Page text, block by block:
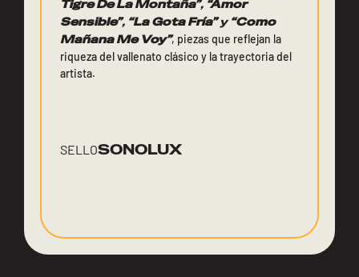
Tigre De La Montaña”, “Amor
Sensible”, “La Gota Fría”y “Como
Mañana Me Voy”, piezas que reflejan la
riqueza del vallenato clásico y la trayectoria del
artista.
SELLOSONOLUX